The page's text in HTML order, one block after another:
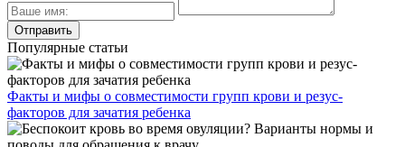
Каким должно быть лечение мочекаменной болезни у
женщин
Как и чем лечится тригонит мочевого пузыря
Какой должна быть норма кислотности мочи